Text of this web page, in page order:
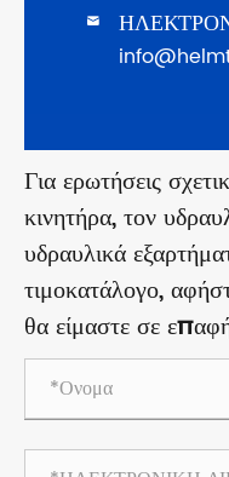

Για ερωτήσεις
κινητήρα, τον
υδραυλικά
τιμοκατάλογο,
θα είμαστε σε